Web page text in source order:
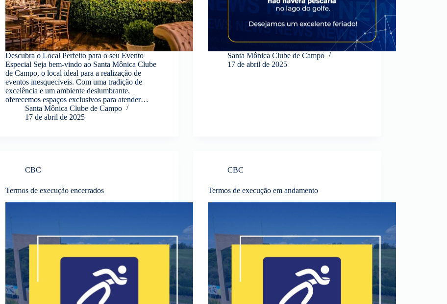
Descubra o Local Perfeito para o seu Evento
Especial Seja bem-vindo ao Santa Mônica Clube
de Campo, o local ideal para a realização de
eventos inesquecíveis. Com uma tradição de
excelência e um ambiente deslumbrante,
oferecemos espaços exclusivos para atender…
Santa Mônica Clube de Campo
17 de abril de 2025
Santa Mônica Clube de Campo
17 de abril de 2025
CBC
Termos de execução encerrados
CBC
Termos de execução em andamento